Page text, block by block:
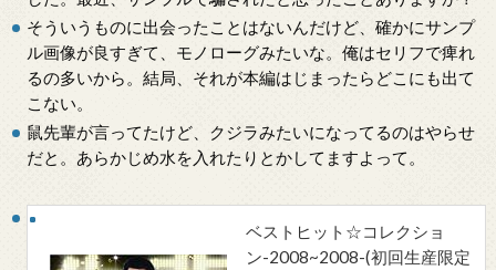
そういうものに出会ったことはないんだけど、確かにサンプ
ル画像が良すぎて、モノローグみたいな。俺はセリフで痺れ
るの多いから。結局、それが本編はじまったらどこにも出て
こない。
鼠先輩が言ってたけど、クジラみたいになってるのはやらせ
だと。あらかじめ水を入れたりとかしてますよって。
ベストヒット☆コレクショ
ン-2008~2008-(初回生産限定